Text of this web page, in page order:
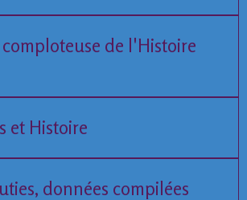
de l'Histoire
et Histoire
données compilées